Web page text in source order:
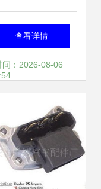
工厂生产忙，汽
件供应喜迎开
查看详情
间：2026-08-06